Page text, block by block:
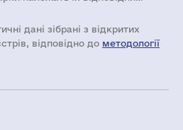
дані зібрані з відкритих
відповідно до методології